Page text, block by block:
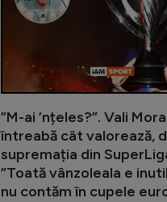
”M-ai ’nțeles?”. Vali
întreabă cât valorează,
supremația din
”Toată vânzoleala e
nu contăm în cupele